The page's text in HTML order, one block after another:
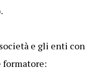
e gli enti con
formatore: